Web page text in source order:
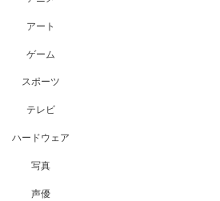
アート
ゲーム
スポーツ
テレビ
ハードウェア
写真
声優